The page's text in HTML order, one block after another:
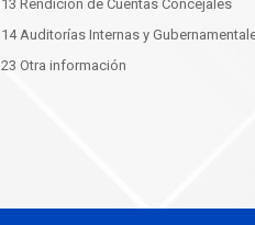
13 Rendición de Cuentas Concejales
14 Auditorías Internas y
23 Otra información